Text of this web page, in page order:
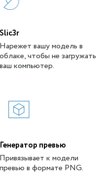
Slic3r
Нарежет вашу модель в
облаке, чтобы не загружать
ваш компьютер.
Генератор превью
Привязывает к модели
превью в формате PNG.